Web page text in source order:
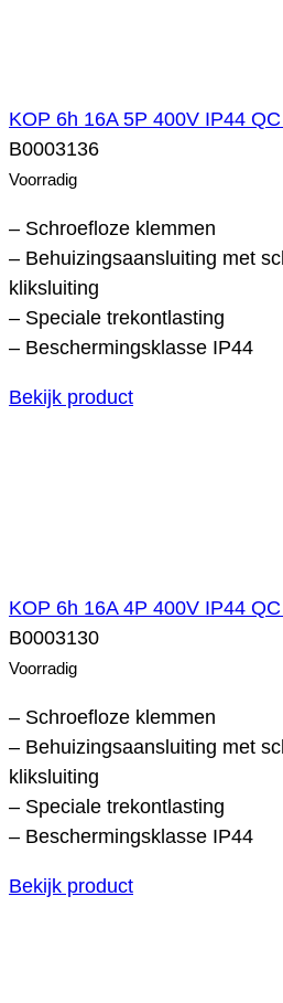
KOP 6h 16A 5P 400V IP44
B0003136
Voorradig
– Schroefloze klemmen
– Behuizingsaansluiting met
kliksluiting
– Speciale trekontlasting
– Beschermingsklasse IP44
Bekijk product
KOP 6h 16A 4P 400V IP44
B0003130
Voorradig
– Schroefloze klemmen
– Behuizingsaansluiting met
kliksluiting
– Speciale trekontlasting
– Beschermingsklasse IP44
Bekijk product